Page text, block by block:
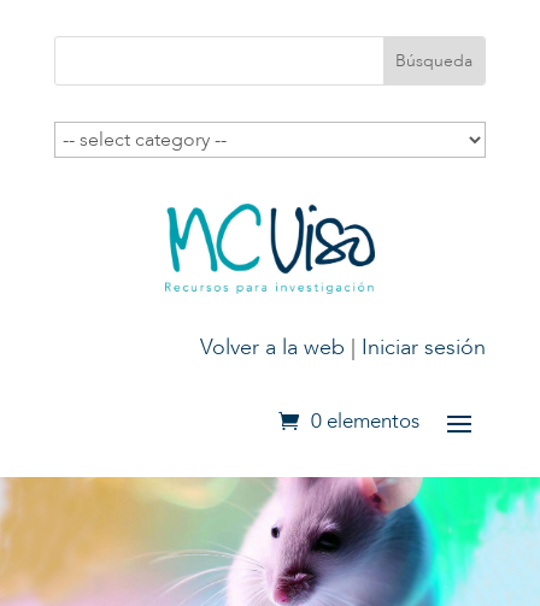
Volver a la web | Iniciar sesión
0 elementos